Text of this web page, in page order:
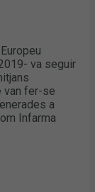
va seguir
van fer-se
a
Infarma